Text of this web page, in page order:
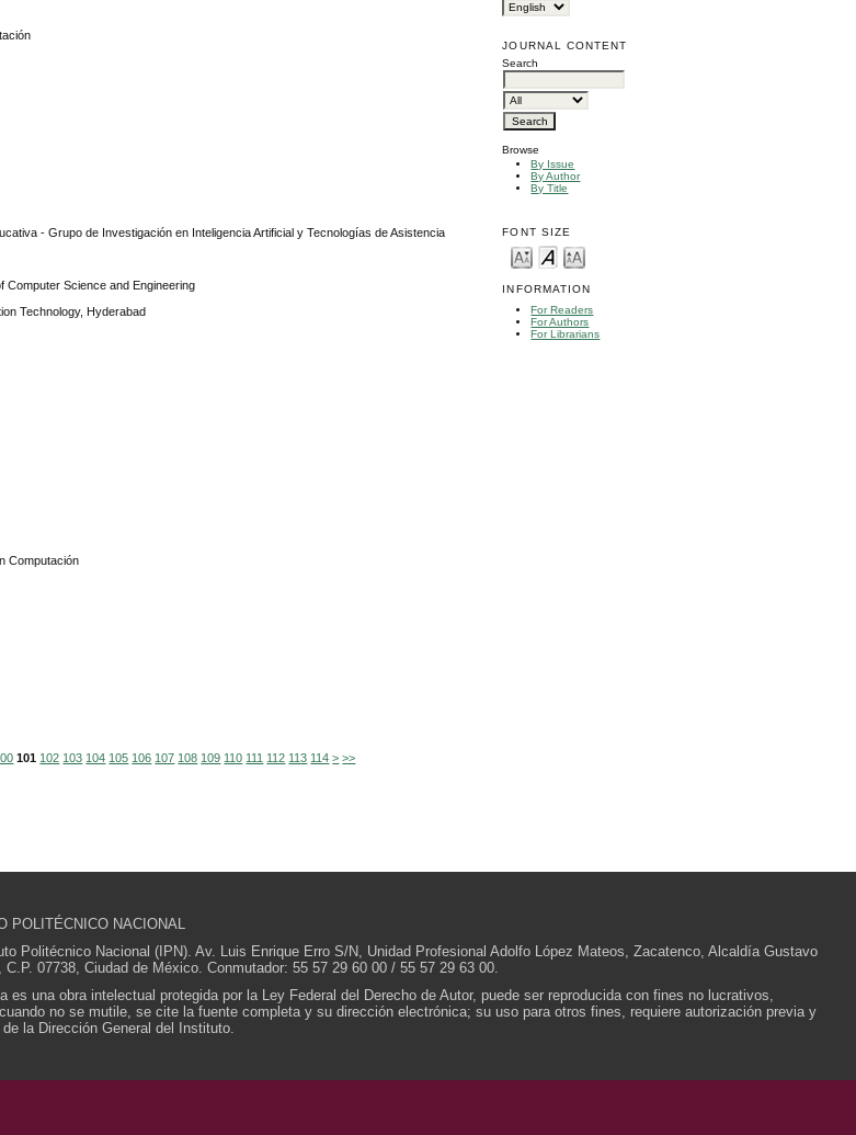
JOURNAL CONTENT
Search
Browse
By Issue
By Author
By Title
FONT SIZE
INFORMATION
For Readers
For Authors
For Librarians
- Grupo de Investigación en Inteligencia Artificial y Tecnologías de Asistencia
Computer Science and Engineering
Technology, Hyderabad
Computación
101 102 103 104 105 106 107 108 109 110 111 112 113 114 > >>
POLITÉCNICO NACIONAL
Politécnico Nacional (IPN). Av. Luis Enrique Erro S/N, Unidad Profesional Adolfo López Mateos, Zacatenco, Alcaldía Gustavo
C.P. 07738, Ciudad de México. Conmutador: 55 57 29 60 00 / 55 57 29 63 00.
es una obra intelectual protegida por la Ley Federal del Derecho de Autor, puede ser reproducida con fines no lucrativos,
no se mutile, se cite la fuente completa y su dirección electrónica; su uso para otros fines, requiere autorización previa y
la Dirección General del Instituto.